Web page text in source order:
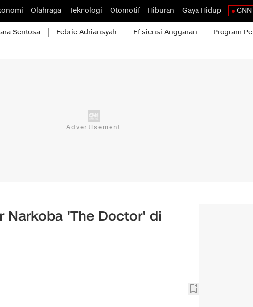
Olahraga Teknologi Otomotif Hiburan Gaya Hidup
Sentosa Febrie Adriansyah Efisiensi Anggaran Program
Narkoba 'The Doctor' di